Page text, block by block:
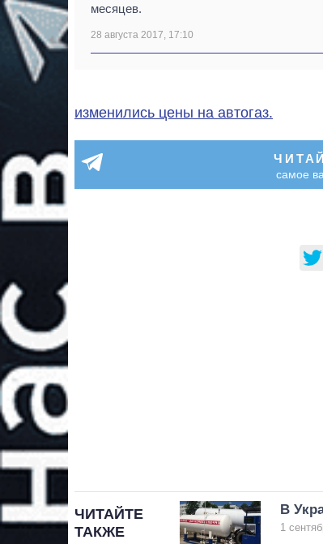
месяцев.
28 августа 2017, 17:10
изменились цены на автогаз.
самое
ЧИТАЙТЕ
ТАКЖЕ
В
1